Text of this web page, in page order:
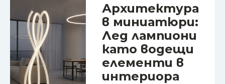
Архитектура
в миниатюри:
Лед лампиони
като водещи
елементи в
интериора